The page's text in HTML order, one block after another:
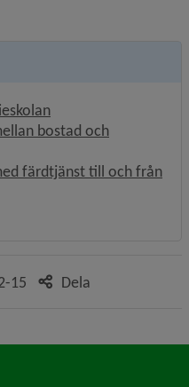
bostad och
färdtjänst till och från
15 Dela